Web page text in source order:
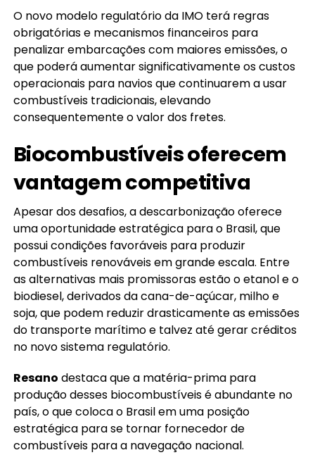
O novo modelo regulatório da IMO terá regras
obrigatórias e mecanismos financeiros para
penalizar embarcações com maiores emissões, o
que poderá aumentar significativamente os custos
operacionais para navios que continuarem a usar
combustíveis tradicionais, elevando
consequentemente o valor dos fretes.
Biocombustíveis oferecem
vantagem competitiva
Apesar dos desafios, a descarbonização oferece
uma oportunidade estratégica para o Brasil, que
possui condições favoráveis para produzir
combustíveis renováveis em grande escala. Entre
as alternativas mais promissoras estão o etanol e o
biodiesel, derivados da cana-de-açúcar, milho e
soja, que podem reduzir drasticamente as emissões
do transporte marítimo e talvez até gerar créditos
no novo sistema regulatório.
Resano destaca que a matéria-prima para
produção desses biocombustíveis é abundante no
país, o que coloca o Brasil em uma posição
estratégica para se tornar fornecedor de
combustíveis para a navegação nacional.